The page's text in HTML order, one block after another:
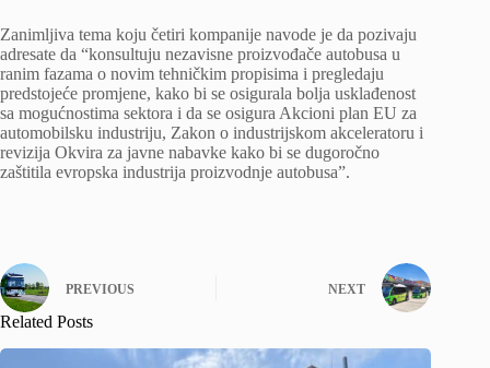
Zanimljiva tema koju četiri kompanije navode je da pozivaju
adresate da “konsultuju nezavisne proizvođače autobusa u
ranim fazama o novim tehničkim propisima i pregledaju
predstojeće promjene, kako bi se osigurala bolja usklađenost
sa mogućnostima sektora i da se osigura Akcioni plan EU za
automobilsku industriju, Zakon o industrijskom akceleratoru i
revizija Okvira za javne nabavke kako bi se dugoročno
zaštitila evropska industrija proizvodnje autobusa”.
PREVIOUS NEXT
Related Posts